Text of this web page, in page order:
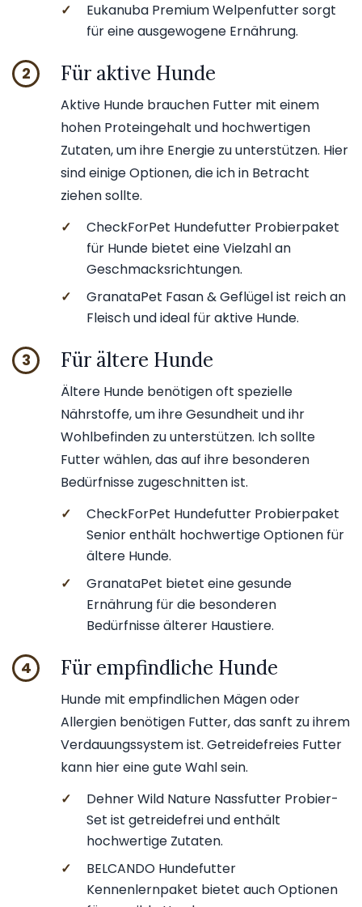
✓
Eukanuba Premium Welpenfutter sorgt
für eine ausgewogene Ernährung.
2 Für aktive Hunde
Aktive Hunde brauchen Futter mit einem
hohen Proteingehalt und hochwertigen
Zutaten, um ihre Energie zu unterstützen. Hier
sind einige Optionen, die ich in Betracht
ziehen sollte.
✓
CheckForPet Hundefutter Probierpaket
für Hunde bietet eine Vielzahl an
Geschmacksrichtungen.
✓
GranataPet Fasan & Geflügel ist reich an
Fleisch und ideal für aktive Hunde.
3 Für ältere Hunde
Ältere Hunde benötigen oft spezielle
Nährstoffe, um ihre Gesundheit und ihr
Wohlbefinden zu unterstützen. Ich sollte
Futter wählen, das auf ihre besonderen
Bedürfnisse zugeschnitten ist.
✓
CheckForPet Hundefutter Probierpaket
Senior enthält hochwertige Optionen für
ältere Hunde.
✓
GranataPet bietet eine gesunde
Ernährung für die besonderen
Bedürfnisse älterer Haustiere.
4 Für empfindliche Hunde
Hunde mit empfindlichen Mägen oder
Allergien benötigen Futter, das sanft zu ihrem
Verdauungssystem ist. Getreidefreies Futter
kann hier eine gute Wahl sein.
✓
Dehner Wild Nature Nassfutter Probier-
Set ist getreidefrei und enthält
hochwertige Zutaten.
✓
BELCANDO Hundefutter
Kennenlernpaket bietet auch Optionen